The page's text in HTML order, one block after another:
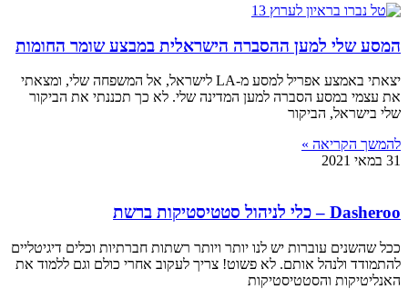
המסע שלי למען ההסברה הישראלית במבצע שומר החומות
יצאתי באמצע אפריל למסע מ-LA לישראל, אל המשפחה שלי, ומצאתי
את עצמי במסע הסברה למען המדינה שלי. לא כך תכננתי את הביקור
שלי בישראל, הביקור
להמשך הקריאה »
31 במאי 2021
Dasheroo – כלי לניהול סטטיסטיקות ברשת
ככל שהשנים עוברות יש לנו יותר ויותר רשתות חברתיות וכלים דיגיטליים
להתמודד ולנהל אותם. לא פשוט! צריך לעקוב אחרי כולם וגם ללמוד את
האנליטיקות והסטטיסטיקות